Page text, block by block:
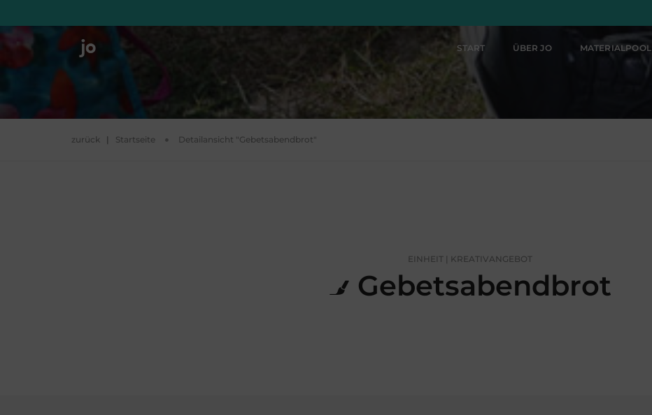
START ÜBER JO MATERIALPOOL
zurück | Startseite Detailansicht "Gebetsabendbrot"
EINHEIT | KREATIVANGEBOT
Gebetsabendbrot